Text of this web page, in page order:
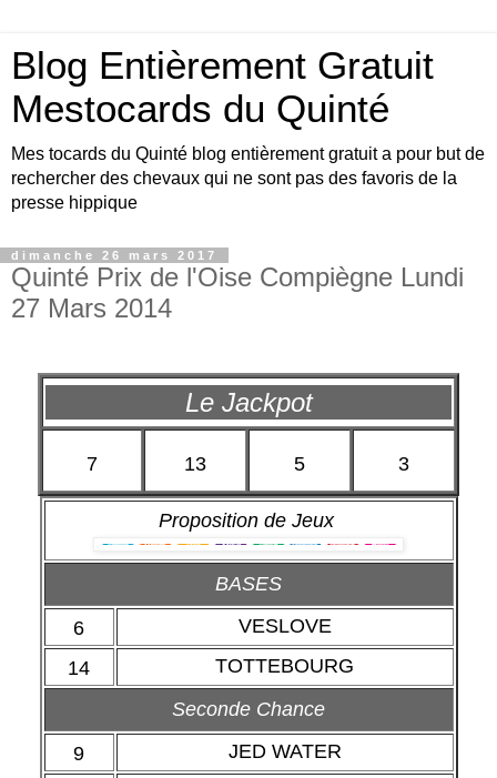
Blog Entièrement Gratuit
Mestocards du Quinté
Mes tocards du Quinté blog entièrement gratuit a pour but de
rechercher des chevaux qui ne sont pas des favoris de la
presse hippique
dimanche 26 mars 2017
Quinté Prix de l'Oise Compiègne Lundi
27 Mars 2014
Le Jackpot
7 13 5 3
Proposition de Jeux
BASES
6
VESLOVE
14
TOTTEBOURG
Seconde Chance
9
JED WATER